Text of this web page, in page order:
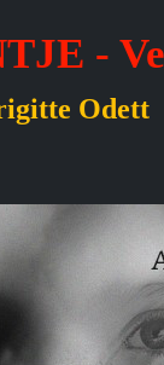
-
Odett